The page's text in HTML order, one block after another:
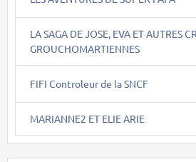
LA SAGA DE JOSE, EVA ET AUTRES
GROUCHOMARTIENNES
FIFI Controleur de la SNCF
MARIANNE2 ET ELIE ARIE